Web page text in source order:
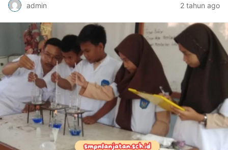
admin 2 tahun ago